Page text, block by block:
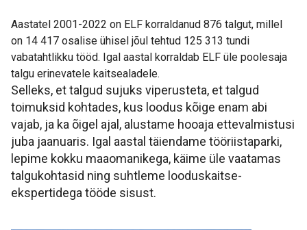
Aastatel 2001-2022 on ELF korraldanud 876 talgut, millel
on 14 417 osalise ühisel jõul tehtud 125 313 tundi
vabatahtlikku tööd. Igal aastal korraldab ELF üle poolesaja
talgu erinevatele kaitsealadele.
Selleks, et talgud sujuks viperusteta, et talgud
toimuksid kohtades, kus loodus kõige enam abi
vajab, ja ka õigel ajal, alustame hooaja ettevalmistusi
juba jaanuaris. Igal aastal täiendame tööriistaparki,
lepime kokku maaomanikega, käime üle vaatamas
talgukohtasid ning suhtleme looduskaitse-
ekspertidega tööde sisust.